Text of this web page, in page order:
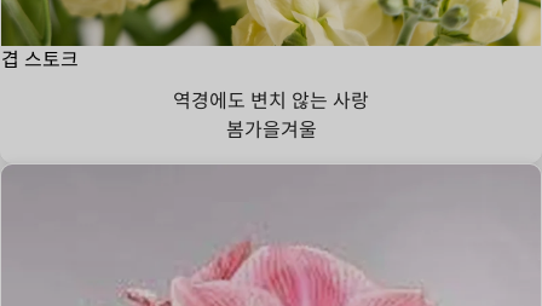
겹 스토크
역경에도 변치 않는 사랑
봄가을겨울